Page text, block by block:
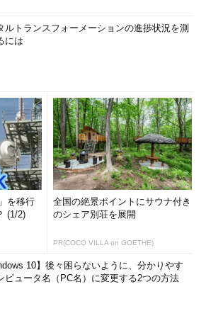
ルトランスフォーメーションの進捗状況を測
には
を移行
(1/2)
全国の絶景ポイントにサウナ付き
のシェア別荘を展開
PR(COCO VILLA on GOETHE)
10】後々困らないように、分かりやす
ピュータ名（PC名）に変更する2つの方法